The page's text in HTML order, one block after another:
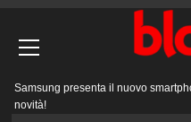
principale
Samsung presenta il nuovo
novità!